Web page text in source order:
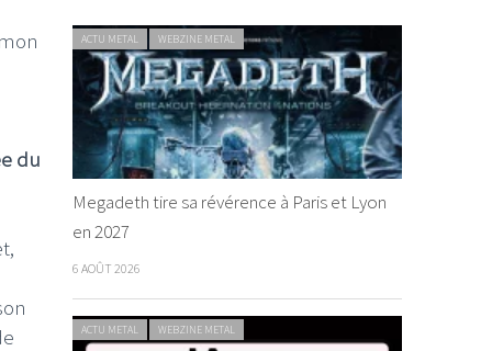
du
ACTU METAL WEBZINE METAL
Megadeth tire sa révérence à Paris et Lyon
en 2027
6 AOÛT 2026
ACTU METAL WEBZINE METAL